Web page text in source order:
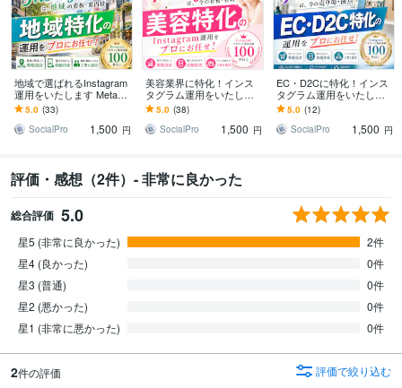
地域で選ばれるInstagram
運用をいたします Meta広
告運用も！Facebook・Th
readsも連携！
5.0 (33)
SocialPro
1,500 円
美容業界に特化！インス
タグラム運用をいたしま
す Meta広告運用も！Face
book・Threadsも連携！
5.0 (38)
SocialPro
1,500 円
EC・D2Cに特化！インス
タグラム運用をいたしま
す Meta広告運用も！Face
book・Threadsも連携！
5.0 (12)
SocialPro
1,500 円
評価・感想（2件）- 非常に良かった
総合評価 5.0
星5 (非常に良かった)
2件
星4 (良かった)
0件
星3 (普通)
0件
星2 (悪かった)
0件
星1 (非常に悪かった)
0件
2件の評価 評価で絞り込む